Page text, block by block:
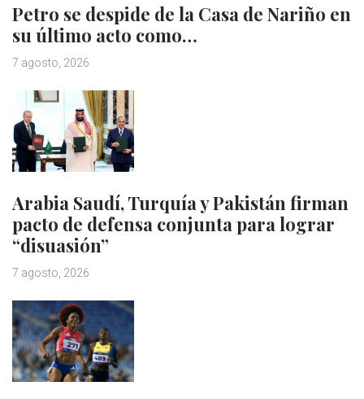
Petro se despide de la Casa de Nariño en
su último acto como…
7 agosto, 2026
Arabia Saudí, Turquía y Pakistán firman
pacto de defensa conjunta para lograr
“disuasión”
7 agosto, 2026